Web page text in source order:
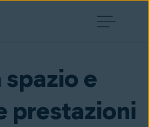
e
prestazioni